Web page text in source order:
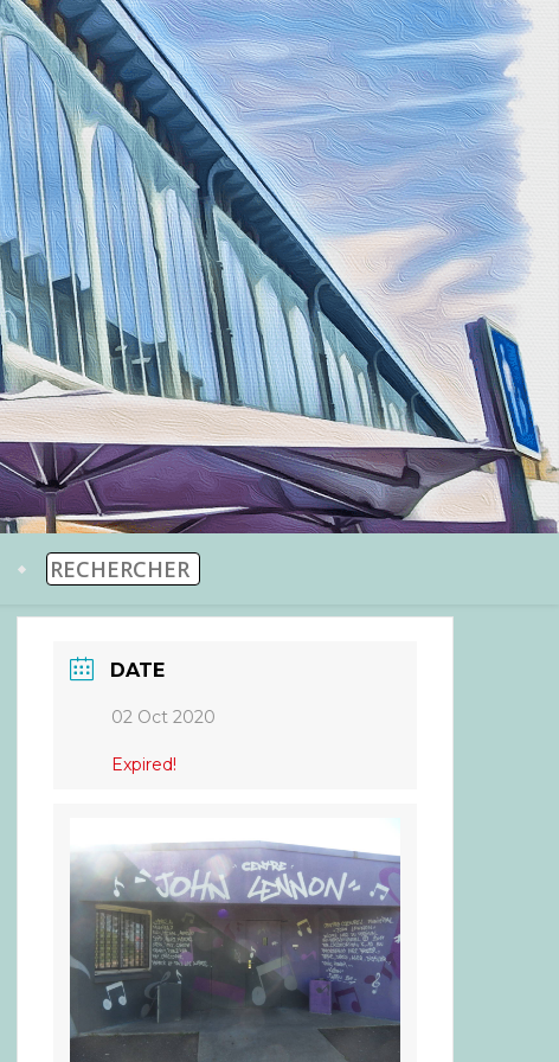
DATE
02 Oct 2020
Expired!